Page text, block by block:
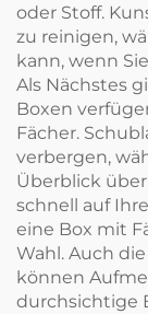
oder Stoff.
zu reinigen,
kann, wenn
Als Nächstes
Boxen
Fächer.
verbergen,
Überblick
schnell auf
eine Box mit
Wahl. Auch
können
durchsichtige